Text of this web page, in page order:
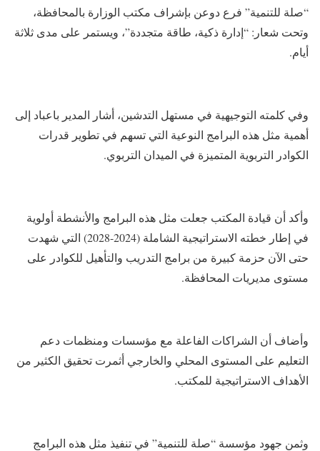
“صلة للتنمية” فرع دوعن بإشراف مكتب الوزارة بالمحافظة،
وتحت شعار: “إدارة ذكية، طاقة متجددة”، ويستمر على مدى ثلاثة
أيام.
وفي كلمته التوجيهية في مستهل التدشين، أشار المدير باعباد إلى
أهمية مثل هذه البرامج النوعية التي تسهم في تطوير قدرات
الكوادر التربوية المتميزة في الميدان التربوي.
وأكد أن قيادة المكتب جعلت مثل هذه البرامج والأنشطة أولوية
في إطار خطته الاستراتيجية الشاملة (2024-2028) التي شهدت
حتى الآن حزمة كبيرة من برامج التدريب والتأهيل للكوادر على
مستوى مديريات المحافظة.
وأضاف أن الشراكات الفاعلة مع مؤسسات ومنظمات دعم
التعليم على المستوى المحلي والخارجي أثمرت تحقيق الكثير من
الأهداف الاستراتيجية للمكتب.
وثمن جهود مؤسسة “صلة للتنمية” في تنفيذ مثل هذه البرامج